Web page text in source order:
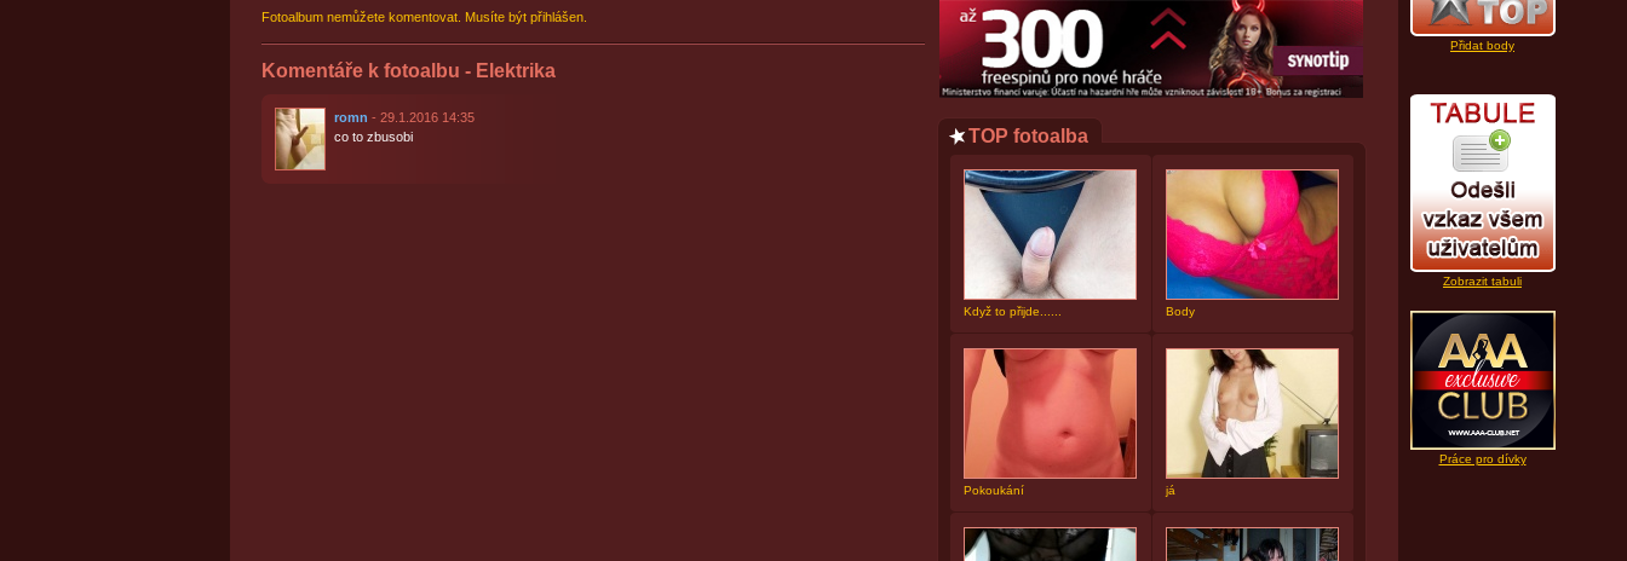
Přidat body
Zobrazit tabuli
Práce pro dívky
Fotoalbum nemůžete komentovat. Musíte být přihlášen.
Komentáře k fotoalbu - Elektrika
romn - 29.1.2016 14:35
co to zbusobi
TOP fotoalba
Když to přijde...... Body
Pokoukání já